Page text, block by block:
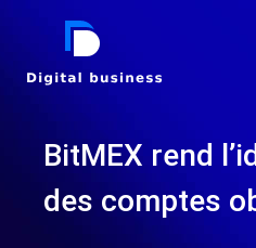
DIGITAL BUSINESS
BitMEX rend
des comptes